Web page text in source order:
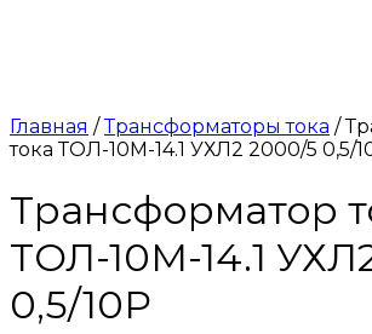
Главная /Трансформаторы тока /
тока ТОЛ-10М-14.1 УХЛ2 2000/5 0,5/
Трансформатор
ТОЛ-10М-14.1
0,5/10Р